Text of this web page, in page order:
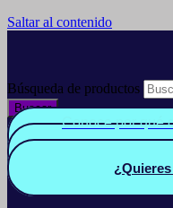
Saltar al contenido
Búsqueda de productos
Buscar
Conoce por qué
Quiero